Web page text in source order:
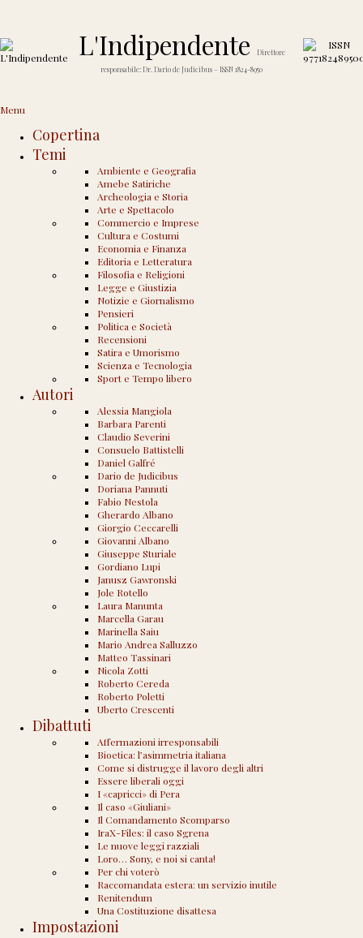
L'Indipendente
Direttore
responsabile: Dr. Dario de Judicibus – ISSN 1824-8950
Menu
Copertina
Temi
Ambiente e Geografia
Amebe Satiriche
Archeologia e Storia
Arte e Spettacolo
Commercio e Imprese
Cultura e Costumi
Economia e Finanza
Editoria e Letteratura
Filosofia e Religioni
Legge e Giustizia
Notizie e Giornalismo
Pensieri
Politica e Società
Recensioni
Satira e Umorismo
Scienza e Tecnologia
Sport e Tempo libero
Autori
Alessia Mangiola
Barbara Parenti
Claudio Severini
Consuelo Battistelli
Daniel Galfré
Dario de Judicibus
Doriana Pannuti
Fabio Nestola
Gherardo Albano
Giorgio Ceccarelli
Giovanni Albano
Giuseppe Sturiale
Gordiano Lupi
Janusz Gawronski
Jole Rotello
Laura Manunta
Marcella Garau
Marinella Saiu
Mario Andrea Salluzzo
Matteo Tassinari
Nicola Zotti
Roberto Cereda
Roberto Poletti
Uberto Crescenti
Dibattuti
Affermazioni irresponsabili
Bioetica: l’asimmetria italiana
Come si distrugge il lavoro degli altri
Essere liberali oggi
I «capricci» di Pera
Il caso «Giuliani»
Il Comandamento Scomparso
IraX-Files: il caso Sgrena
Le nuove leggi razziali
Loro… Sony, e noi si canta!
Per chi voterò
Raccomandata estera: un servizio inutile
Renitendum
Una Costituzione disattesa
Impostazioni
Archivio delle Etichette per
ita
Delitto perfetto
Pubblicato il 15 Gennaio 2012daDario de Judicibus
Delitto Perfetto «Delitto perfetto» di Dario de Judicibus, 3ª edizione, 2012,
Amazon.it Incipit “Si tratta di un delitto.” Quando Albert aveva aperto la porta
della piccola mansarda nella quale abitava e che spuntava, come un’isoletta del
Pacifico, in mezzo a…
ANNUNCI EBOOK
LETTERATURA
LIBRI PUBBLICAZIONI
Arte e Spettacolo|Commercio e Imprese
Equità fiscale
28 Novembre 2011da
Il 18 novembre 2011, in una conferenza stampa a Montecitorio, il Presidente
del Consiglio Mario Monti ha detto: Faremo in modo che lo sforzo da fare,
fiscale e di ammodernamento, si richieda alle categorie che hanno meno dato
Economia e Finanza|Politica e Società
Pensiero (45)
14 Novembre 2011da Dario de Judicibus
Viviamo in un mondo dove si crede che l’equità sia bilanciare i privilegi
piuttosto che toglierli a tutti e lasciare solo il merito. Dario de Judicibus,
Segrate, 14 novembre 2011 Traduzioni We live in a world which believes that